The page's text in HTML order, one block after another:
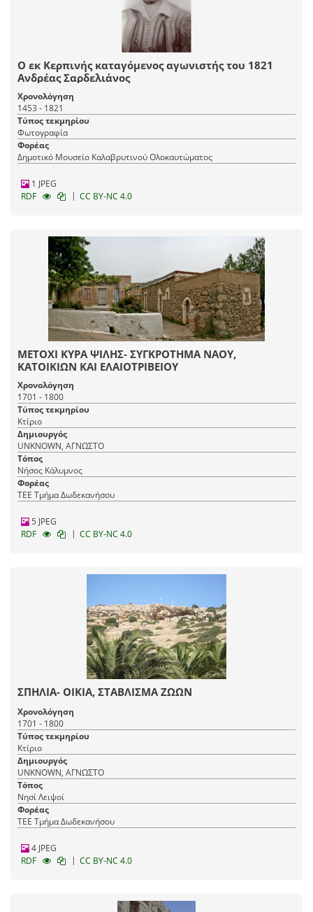
Ο εκ Κερπινής καταγόμενος αγωνιστής του 1821
Ανδρέας Σαρδελιάνος
Χρονολόγηση
1453 - 1821
Τύπος τεκμηρίου
Φωτογραφία
Φορέας
Δημοτικό Μουσείο Καλαβρυτινού Ολοκαυτώματος
1 JPEG
RDF
| CC BY-NC 4.0
ΜΕΤΟΧΙ ΚΥΡΑ ΨΙΛΗΣ- ΣΥΓΚΡΟΤΗΜΑ ΝΑΟΥ,
ΚΑΤΟΙΚΙΩΝ ΚΑΙ ΕΛΑΙΟΤΡΙΒΕΙΟΥ
Χρονολόγηση
1701 - 1800
Τύπος τεκμηρίου
Κτίριο
Δημιουργός
UNKNOWN, ΑΓΝΩΣΤΟ
Τόπος
Νήσος Κάλυμνος
Φορέας
ΤΕΕ Τμήμα Δωδεκανήσου
5 JPEG
RDF
| CC BY-NC 4.0
ΣΠΗΛΙΑ- ΟΙΚΙΑ, ΣΤΑΒΛΙΣΜΑ ΖΩΩΝ
Χρονολόγηση
1701 - 1800
Τύπος τεκμηρίου
Κτίριο
Δημιουργός
UNKNOWN, ΑΓΝΩΣΤΟ
Τόπος
Νησί Λειψοί
Φορέας
ΤΕΕ Τμήμα Δωδεκανήσου
4 JPEG
RDF
| CC BY-NC 4.0